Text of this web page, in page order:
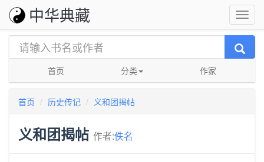
中华典藏
首页 分类 作家
首页 历史传记 义和团揭帖
义和团揭帖 作者:佚名